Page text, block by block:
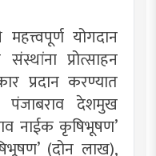
योगदान
प्रोत्साहन
प्रदान करण्यात
पंजाबराव देशमुख
नाईक कृषिभूषण‌’
(दोन लाख),